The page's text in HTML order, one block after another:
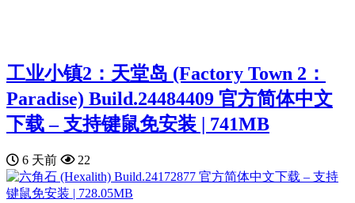
工业小镇2：天堂岛 (Factory Town 2：
Paradise) Build.24484409 官方简体中文
下载 – 支持键鼠免安装 | 741MB
6 天前 22